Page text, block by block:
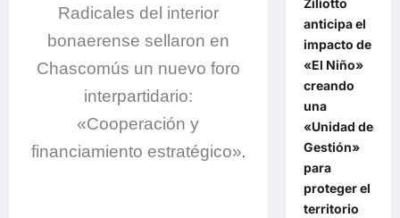
Radicales del interior
bonaerense sellaron en
Chascomús un nuevo foro
interpartidario:
«Cooperación y
financiamiento estratégico».
anticipa el
impacto de
«El Niño»
creando
una
«Unidad de
Gestión»
para
proteger el
territorio